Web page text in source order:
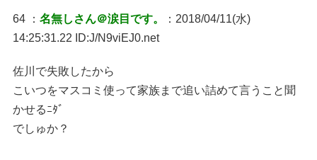
64 ： 名無しさん＠涙目です。
：2018/04/11(水)
14:25:31.22 ID:J/N9viEJ0.net
佐川で失敗したから
こいつをマスコミ使って家族まで追い詰めて言うこと聞
かせるﾆﾀﾞ
でしゅか？